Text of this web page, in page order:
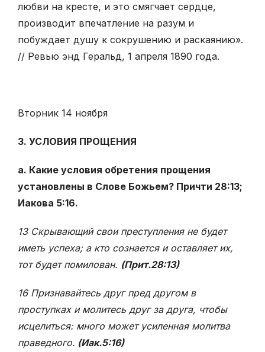
любви на кресте, и это смягчает сердце,
производит впечатление на разум и
побуждает душу к сокрушению и раскаянию».
// Ревью энд Геральд, 1 апреля 1890 года.
Вторник 14 ноября
3. УСЛОВИЯ ПРОЩЕНИЯ
а. Какие условия обретения прощения
установлены в Слове Божьем? Причти 28:13;
Иакова 5:16.
13 Скрывающий свои преступления не будет
иметь успеха; а кто сознается и оставляет их,
тот будет помилован. (Прит.28:13)
16 Признавайтесь друг пред другом в
проступках и молитесь друг за друга, чтобы
исцелиться: много может усиленная молитва
праведного. (Иак.5:16)